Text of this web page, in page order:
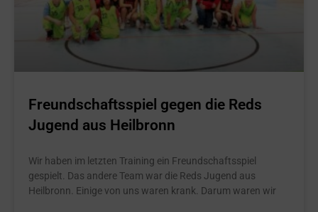
Freundschaftsspiel gegen die Reds
Jugend aus Heilbronn
Wir haben im letzten Training ein Freundschaftsspiel
gespielt. Das andere Team war die Reds Jugend aus
Heilbronn. Einige von uns waren krank. Darum waren wir